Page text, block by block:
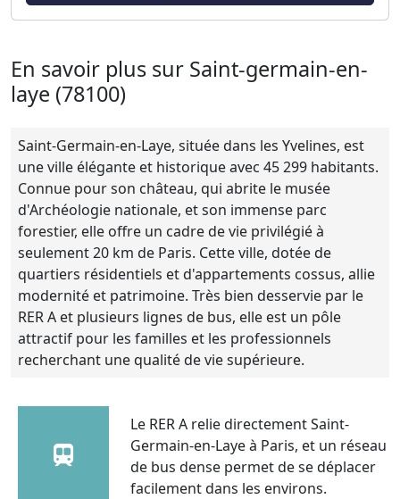
En savoir plus sur Saint-germain-en-
laye (78100)
Saint-Germain-en-Laye, située dans les Yvelines, est
une ville élégante et historique avec 45 299 habitants.
Connue pour son château, qui abrite le musée
d'Archéologie nationale, et son immense parc
forestier, elle offre un cadre de vie privilégié à
seulement 20 km de Paris. Cette ville, dotée de
quartiers résidentiels et d'appartements cossus, allie
modernité et patrimoine. Très bien desservie par le
RER A et plusieurs lignes de bus, elle est un pôle
attractif pour les familles et les professionnels
recherchant une qualité de vie supérieure.
Le RER A relie directement Saint-
Germain-en-Laye à Paris, et un réseau
de bus dense permet de se déplacer
facilement dans les environs.